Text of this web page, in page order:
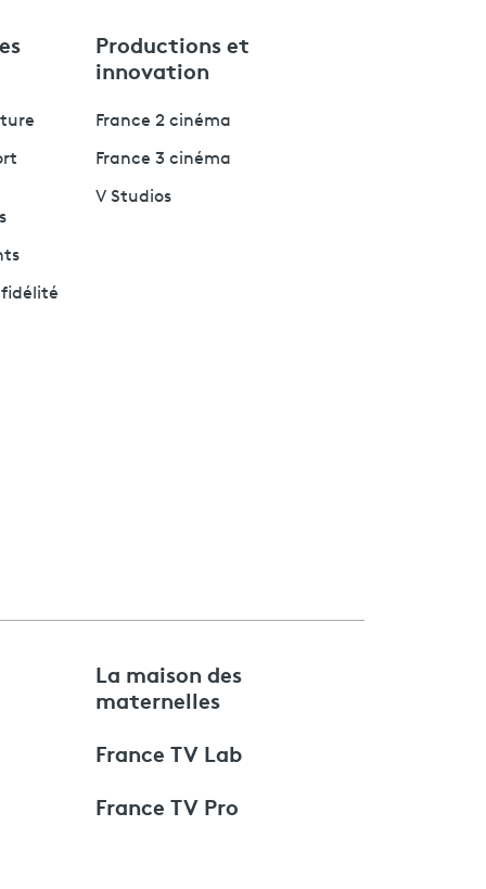
fidélité
Productions et
innovation
France 2 cinéma
France 3 cinéma
V Studios
La maison des
maternelles
France TV Lab
France TV Pro